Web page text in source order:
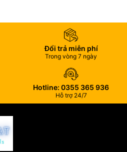
Của Van Xả
7V
Đổi trả miễn phí
Trong vòng 7 ngày
Hotline: 0355 365 936
Hỗ trợ 24/7